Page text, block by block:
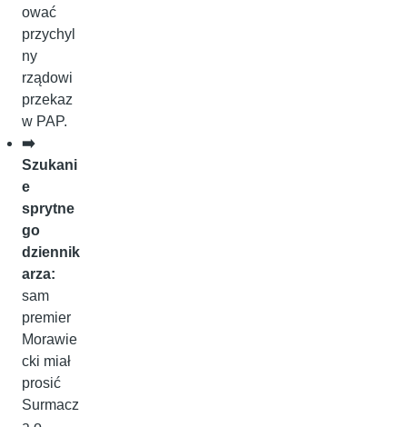
ować
przychyl
ny
rządowi
przekaz
w PAP.
➡️
Szukani
e
sprytne
go
dziennik
arza:
sam
premier
Morawie
cki miał
prosić
Surmacz